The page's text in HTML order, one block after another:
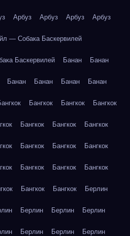
Арбуз Арбуз Арбуз Арбуз
— Собака Баскервилей
Баскервилей Банан Банан
Банан Банан Банан Банан
Бангкок Бангкок Бангкок
Бангкок Бангкок Бангкок
Бангкок Бангкок Бангкок
Бангкок Бангкок Бангкок
Бангкок Бангкок Берлин
Берлин Берлин Берлин
Берлин Берлин Берлин